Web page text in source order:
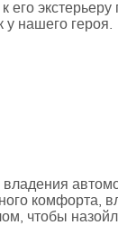
к его
у нашего героя.
комфорта,
чтобы